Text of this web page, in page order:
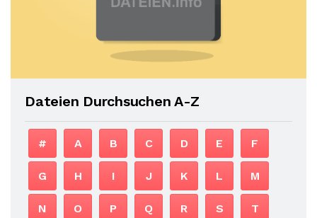
Dateien Durchsuchen A-Z
# A B C D E F
G H I J K L M
N O P Q R S T